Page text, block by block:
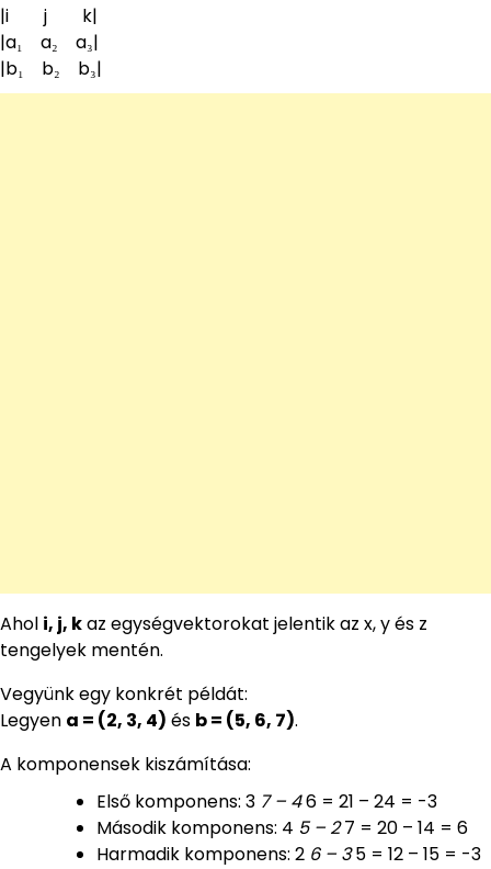
|i j k|
|a₁ a₂ a₃|
|b₁ b₂ b₃|
Ahol i, j, kaz egységvektorokat jelentik az x, y és z
tengelyek mentén.
Vegyünk egy konkrét példát:
Legyen a = (2, 3, 4) és b = (5, 6, 7).
A komponensek kiszámítása:
Első komponens: 3 7 – 46 = 21 – 24 = -3
Második komponens: 4 5 – 27 = 20 – 14 = 6
Harmadik komponens: 2 6 – 35 = 12 – 15 = -3